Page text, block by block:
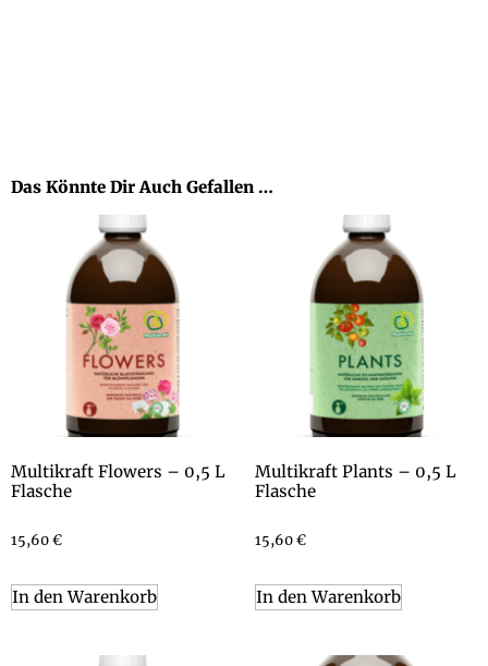
Das Könnte Dir Auch Gefallen …
Multikraft Flowers – 0,5 L
Flasche
15,60€
In den Warenkorb
Multikraft Plants – 0,5 L
Flasche
15,60€
In den Warenkorb